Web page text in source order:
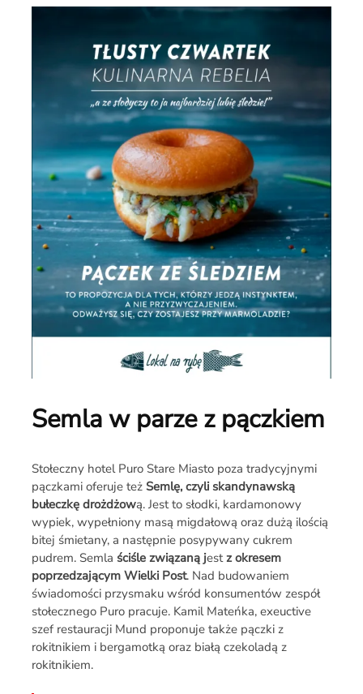
Semla w parze z pączkiem
Stołeczny hotel Puro Stare Miasto poza tradycyjnymi
pączkami oferuje też Semlę, czyli skandynawską
bułeczkę drożdżową. Jest to słodki, kardamonowy
wypiek, wypełniony masą migdałową oraz dużą ilością
bitej śmietany, a następnie posypywany cukrem
pudrem. Semla ściśle związaną jestz okresem
poprzedzającym Wielki Post. Nad budowaniem
świadomości przysmaku wśród konsumentów zespół
stołecznego Puro pracuje. Kamil Mateńka, exeuctive
szef restauracji Mund proponuje także pączki z
rokitnikiem i bergamotką oraz białą czekoladą z
rokitnikiem.